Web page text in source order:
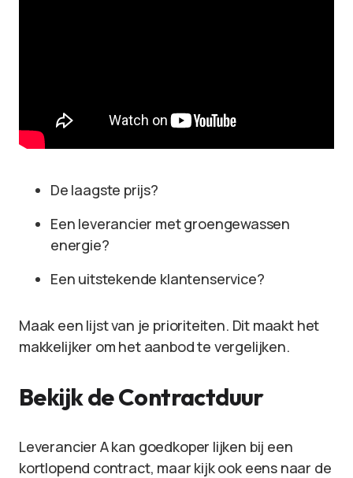
De laagste prijs?
Een leverancier met groengewassen
energie?
Een uitstekende klantenservice?
Maak een lijst van je prioriteiten. Dit maakt het
makkelijker om het aanbod te vergelijken.
Bekijk de Contractduur
Leverancier A kan goedkoper lijken bij een
kortlopend contract, maar kijk ook eens naar de